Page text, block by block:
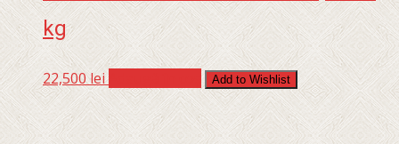
kg
22,500lei Add to Wishlist